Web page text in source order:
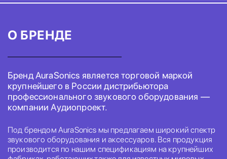
О БРЕНДЕ
Бренд AuraSonics является торговой маркой
крупнейшего в России дистрибьютора
профессионального звукового оборудования —
компании Аудиопроект.
Под брендом AuraSonics мы предлагаем широкий спектр
звукового оборудования и аксессуаров. Вся продукция
производится по нашим спецификациям на крупнейших